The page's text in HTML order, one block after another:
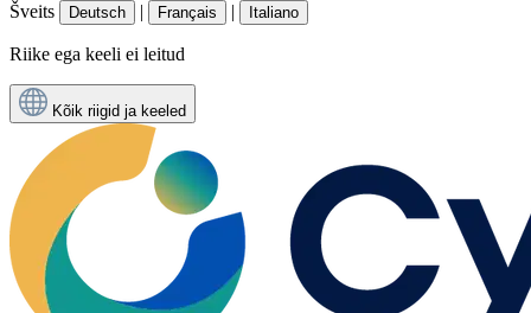
Šveits
Deutsch | Français | Italiano
Riike ega keeli ei leitud
Kõik riigid ja keeled